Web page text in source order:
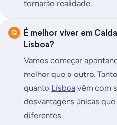
tornarão realidade.
É melhor viver em
Lisboa?
Vamos começar
melhor que o outro.
quanto Lisboa vêm com
desvantagens únicas
diferentes.